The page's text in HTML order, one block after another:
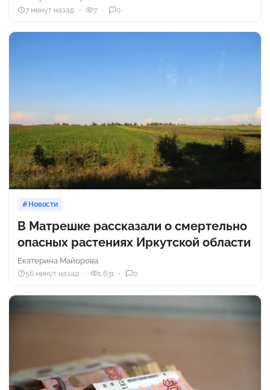
7 минут назад 7 0
Новости
В Матрешке рассказали о смертельно
опасных растениях Иркутской области
Екатерина Майорова
56 минут назад 1 631 0